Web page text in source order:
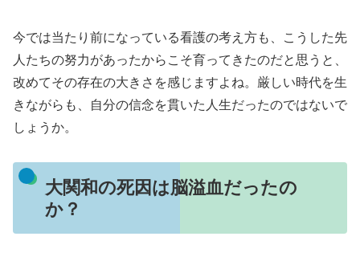
今では当たり前になっている看護の考え方も、こうした先
人たちの努力があったからこそ育ってきたのだと思うと、
改めてその存在の大きさを感じますよね。厳しい時代を生
きながらも、自分の信念を貫いた人生だったのではないで
しょうか。
大関和の死因は脳溢血だったの
か？